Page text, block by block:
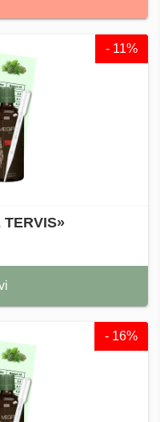
- 11%
- 16%